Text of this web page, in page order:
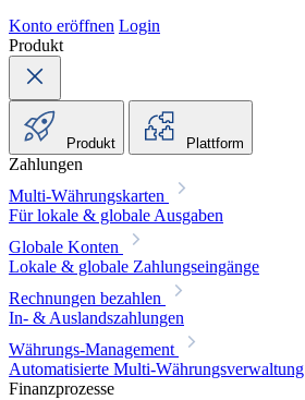
Konto eröffnen Login
Produkt
Produkt Plattform
Zahlungen
Multi-Währungskarten
Für lokale & globale Ausgaben
Globale Konten
Lokale & globale Zahlungseingänge
Rechnungen bezahlen
In- & Auslandszahlungen
Währungs-Management
Automatisierte Multi-Währungsverwaltung
Finanzprozesse